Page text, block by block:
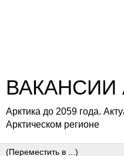
ВАКАНСИИ
Арктика до 2059 года.
Арктическом регионе